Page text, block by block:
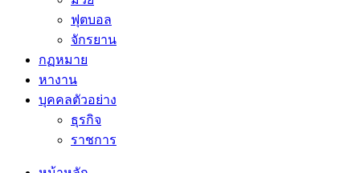
ฟุตบอล
จักรยาน
กฏหมาย
หางาน
บุคคลตัวอย่าง
ธุรกิจ
ราชการ